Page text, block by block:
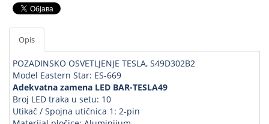
Opis
POZADINSKO OSVETLJENJE TESLA, S49D302B2
Model Eastern Star: ES-669
Adekvatna zamena LED BAR-TESLA49
Broj LED traka u setu: 10
Utikač / Spojna utičnica 1: 2-pin